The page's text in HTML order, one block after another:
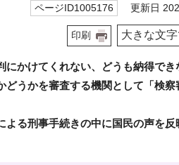
ページID1005176 更新日
印刷 大きな文
かけてくれない、どうも納得でき
うかを審査する機関として「検察
る刑事手続きの中に国民の声を反